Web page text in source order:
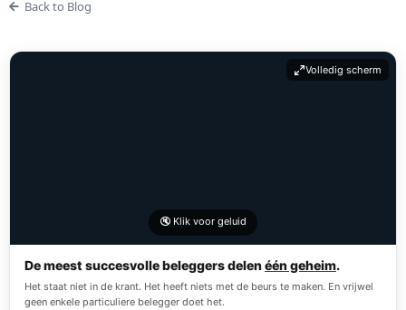
Back to Blog
🔇 Klik voor geluid
Volledig scherm
De meest succesvolle beleggers delenéén geheim.
Het staat niet in de krant. Het heeft niets met de beurs te maken. En vrijwel
geen enkele particuliere belegger doet het.